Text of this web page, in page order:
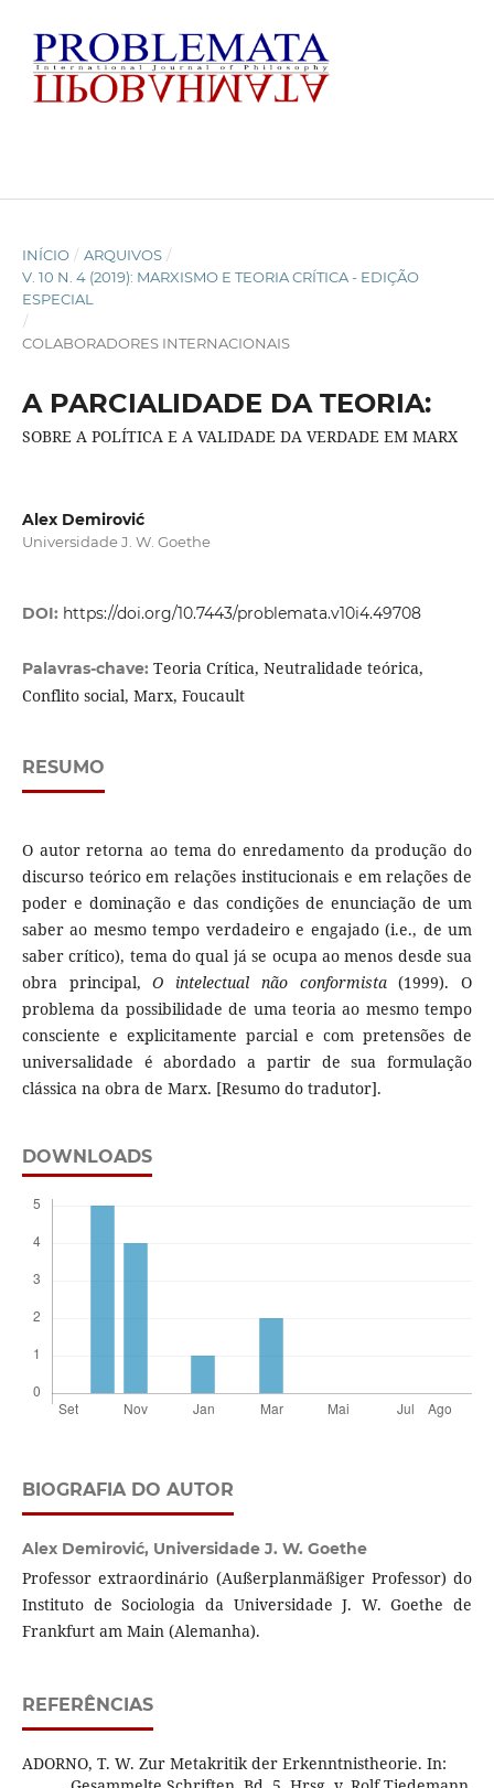
INÍCIO / ARQUIVOS /
V. 10 N. 4 (2019): MARXISMO E TEORIA CRÍTICA - EDIÇÃO
ESPECIAL
/
COLABORADORES INTERNACIONAIS
A PARCIALIDADE DA TEORIA:
SOBRE A POLÍTICA E A VALIDADE DA VERDADE EM MARX
Alex Demirović
Universidade J. W. Goethe
DOI: https://doi.org/10.7443/problemata.v10i4.49708
Palavras-chave: Teoria Crítica, Neutralidade teórica,
Conflito social, Marx, Foucault
RESUMO
O autor retorna ao tema do enredamento da produção do
discurso teórico em relações institucionais e em relações de
poder e dominação e das condições de enunciação de um
saber ao mesmo tempo verdadeiro e engajado (i.e., de um
saber crítico), tema do qual já se ocupa ao menos desde sua
obra principal,O intelectual não conformista(1999). O
problema da possibilidade de uma teoria ao mesmo tempo
consciente e explicitamente parcial e com pretensões de
universalidade é abordado a partir de sua formulação
clássica na obra de Marx. [Resumo do tradutor].
DOWNLOADS
BIOGRAFIA DO AUTOR
Alex Demirović, Universidade J. W. Goethe
Professor extraordinário (Außerplanmäßiger Professor) do
Instituto de Sociologia da Universidade J. W. Goethe de
Frankfurt am Main (Alemanha).
REFERÊNCIAS
ADORNO, T. W. Zur Metakritik der Erkenntnistheorie. In: